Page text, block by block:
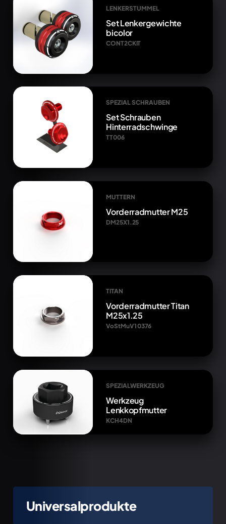
LENKERSTUMMEL
Set Lenkergewichte
bicolor
CONT2CKIT
SPEZIAL SCHRAUBEN
Set Schrauben
Hinterradschwinge
TT006
MUTTERN
Vorderradmutter M25
DM25X1.25
TITAN
Vorderradmutter Titan
M25x1.25
VoStMuV1 0376
SPEZIALWERKZEUG
Werkzeug
Lenkkopfmutter
KCH4DN
Universalprodukte